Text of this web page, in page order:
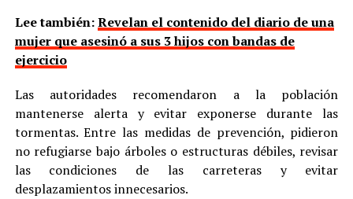
Lee también:Revelan el contenido del diario de una
mujer que asesinó a sus 3 hijos con bandas de
ejercicio
Las autoridades recomendaron a la población
mantenerse alerta y evitar exponerse durante las
tormentas. Entre las medidas de prevención, pidieron
no refugiarse bajo árboles o estructuras débiles, revisar
las condiciones de las carreteras y evitar
desplazamientos innecesarios.